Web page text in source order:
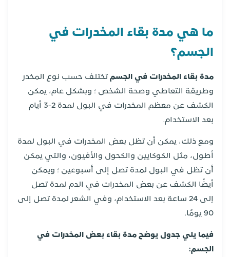
ما هي مدة بقاء المخدرات في
الجسم؟
مدة بقاء المخدرات في الجسم تختلف حسب نوع المخدر
وطريقة التعاطي وصحة الشخص ؛ وبشكل عام، يمكن
الكشف عن معظم المخدرات في البول لمدة 2-3 أيام
بعد الاستخدام.
ومع ذلك، يمكن أن تظل بعض المخدرات في البول لمدة
أطول، مثل الكوكايين والكحول والأفيون، والتي يمكن
أن تظل في البول لمدة تصل إلى أسبوعين ؛ ويمكن
أيضًا الكشف عن بعض المخدرات في الدم لمدة تصل
إلى 24 ساعة بعد الاستخدام، وفي الشعر لمدة تصل إلى
90 يومًا.
فيما يلي جدول يوضح مدة بقاء بعض المخدرات في
الجسم: